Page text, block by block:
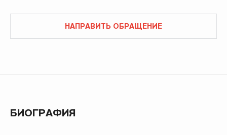
НАПРАВИТЬ ОБРАЩЕНИЕ
БИОГРАФИЯ